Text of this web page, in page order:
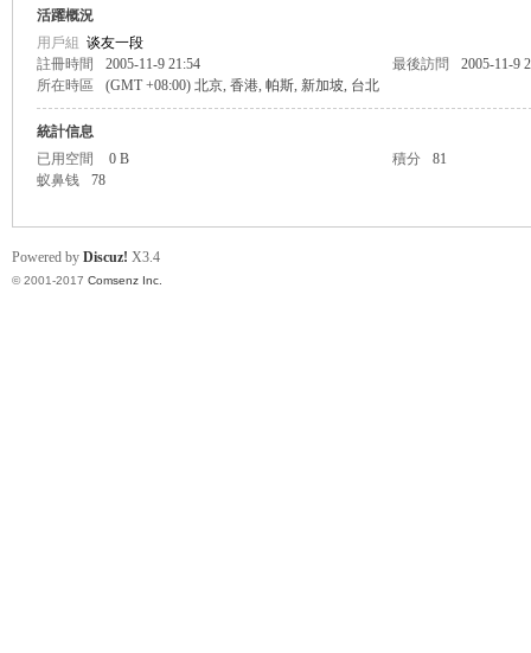
活躍概況
用戶組 谈友一段
註冊時間
2005-11-9 21:54 最後訪問
2005-11-9
所在時區
(GMT +08:00) 北京, 香港, 帕斯, 新加坡, 台北
統計信息
已用空間
0 B 積分
81
蚁鼻钱
78
Powered by Discuz! X3.4
© 2001-2017 Comsenz Inc.